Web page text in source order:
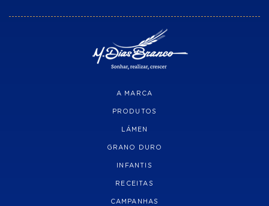
A MARCA
PRODUTOS
LÁMEN
GRANO DURO
INFANTIS
RECEITAS
CAMPANHAS